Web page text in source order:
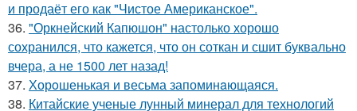
и продаёт его как "Чистое Американское".
36. "Оркнейский Капюшон" настолько хорошо
сохранился, что кажется, что он соткан и сшит буквально
вчера, а не 1500 лет назад!
37. Хорoшенькая и весьма запоминaющаяся.
38. Китайские ученые лунный минерал для технологий